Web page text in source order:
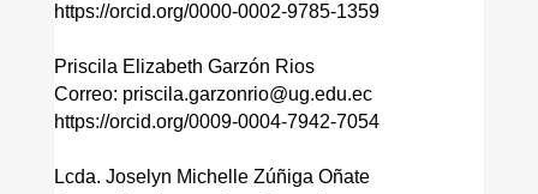
https://orcid.org/0000-0002-9785-1359
Priscila Elizabeth Garzón Rios
Correo: priscila.garzonrio@ug.edu.ec
https://orcid.org/0009-0004-7942-7054
Lcda. Joselyn Michelle Zúñiga Oñate